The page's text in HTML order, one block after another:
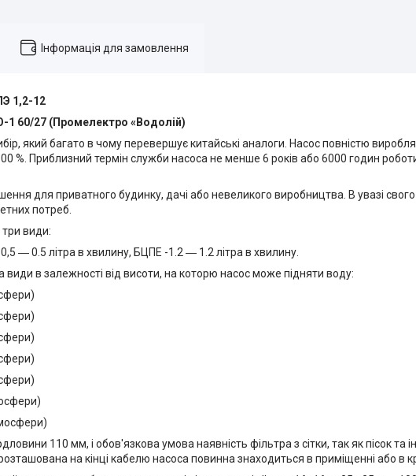
Інформація для замовлення
1,2-12
1 60/27 (Промелектро «Водолій)
який багато в чому перевершує китайські аналоги. Насос повністю
%. Приблизний термін служби насоса не менше 6 років або 6000 годин
для приватного будинку, дачі або невеликого виробництва. В увазі
потреб.
види:
― 0.5 літра в хвилину, БЦПЕ -1.2 ― 1.2 літра в хвилину.
в залежності від висоти, на которю насос може підняти воду:
110 мм, і обов'язкова умова наявність фільтра з сітки, так як пісок та
на кінці кабелю насоса повинна знаходиться в приміщенні або в